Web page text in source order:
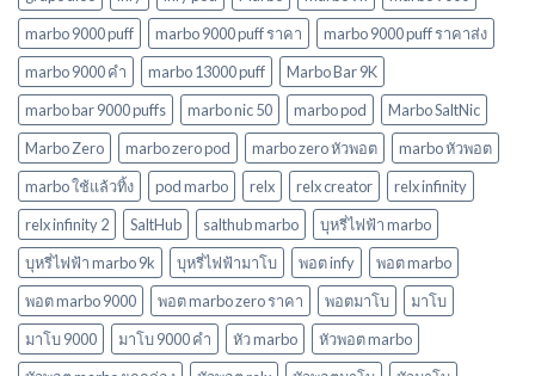
ใหม่
ล่าสุด
ในปี
2568
marbo 9000 puff
marbo 9000 puff ราคา
marbo 9000 puff ราคาส่ง
marbo 9000 คํา
marbo 13000 puff
Marbo Bar 9K
marbo bar 9000 puffs
marbo nic 50 marbo pod
Marbo SaltNic
Marbo Zero
marbo zero pod marbo zero หัวพอต
marbo หัวพอต
marbo ใช้แล้วทิ้ง
pod marbo relx relx creator
relx infinity
relx infinity 2
SaltHub salthub marbo
บุหรี่ไฟฟ้า marbo
บุหรี่ไฟฟ้า marbo 9k
บุหรี่ไฟฟ้ามาโบ พอต infy
พอต marbo
พอต marbo 9000
พอต marbo zero ราคา พอตมาโบ
มาโบ
มาโบ 9000
มาโบ 9000 คํา หัว marbo
หัวพอต marbo